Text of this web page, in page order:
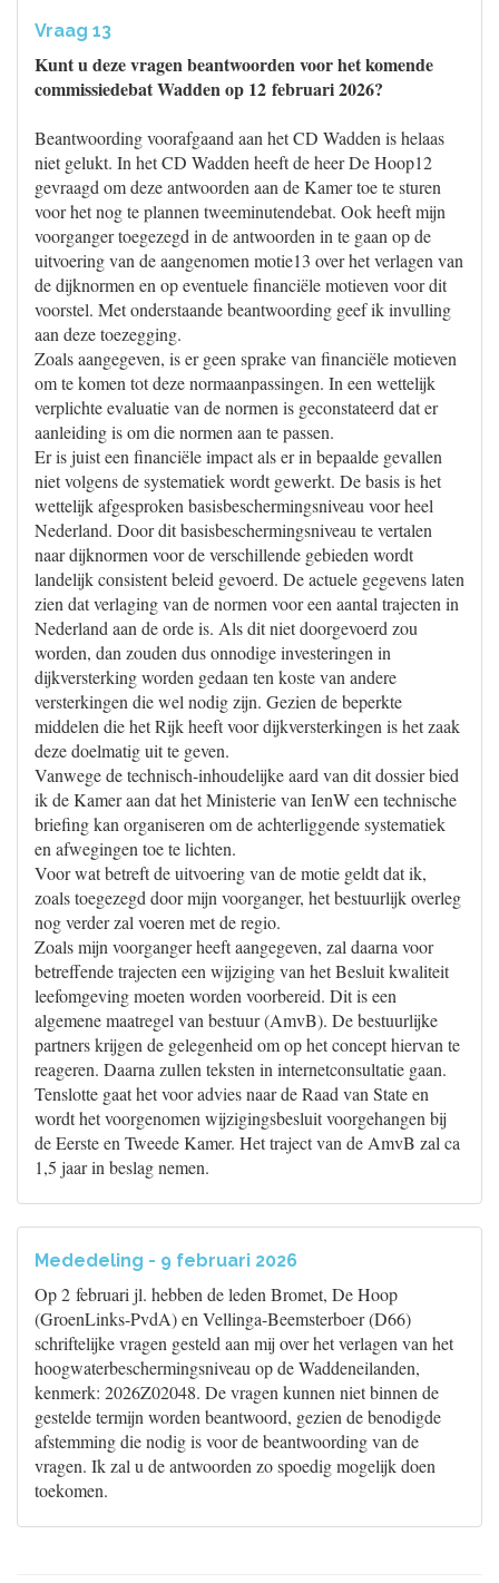
Vraag 13
Kunt u deze vragen beantwoorden voor het komende
commissiedebat Wadden op 12 februari 2026?
Beantwoording voorafgaand aan het CD Wadden is helaas
niet gelukt. In het CD Wadden heeft de heer De Hoop12
gevraagd om deze antwoorden aan de Kamer toe te sturen
voor het nog te plannen tweeminutendebat. Ook heeft mijn
voorganger toegezegd in de antwoorden in te gaan op de
uitvoering van de aangenomen motie13 over het verlagen van
de dijknormen en op eventuele financiële motieven voor dit
voorstel. Met onderstaande beantwoording geef ik invulling
aan deze toezegging.
Zoals aangegeven, is er geen sprake van financiële motieven
om te komen tot deze normaanpassingen. In een wettelijk
verplichte evaluatie van de normen is geconstateerd dat er
aanleiding is om die normen aan te passen.
Er is juist een financiële impact als er in bepaalde gevallen
niet volgens de systematiek wordt gewerkt. De basis is het
wettelijk afgesproken basisbeschermingsniveau voor heel
Nederland. Door dit basisbeschermingsniveau te vertalen
naar dijknormen voor de verschillende gebieden wordt
landelijk consistent beleid gevoerd. De actuele gegevens laten
zien dat verlaging van de normen voor een aantal trajecten in
Nederland aan de orde is. Als dit niet doorgevoerd zou
worden, dan zouden dus onnodige investeringen in
dijkversterking worden gedaan ten koste van andere
versterkingen die wel nodig zijn. Gezien de beperkte
middelen die het Rijk heeft voor dijkversterkingen is het zaak
deze doelmatig uit te geven.
Vanwege de technisch-inhoudelijke aard van dit dossier bied
ik de Kamer aan dat het Ministerie van IenW een technische
briefing kan organiseren om de achterliggende systematiek
en afwegingen toe te lichten.
Voor wat betreft de uitvoering van de motie geldt dat ik,
zoals toegezegd door mijn voorganger, het bestuurlijk overleg
nog verder zal voeren met de regio.
Zoals mijn voorganger heeft aangegeven, zal daarna voor
betreffende trajecten een wijziging van het Besluit kwaliteit
leefomgeving moeten worden voorbereid. Dit is een
algemene maatregel van bestuur (AmvB). De bestuurlijke
partners krijgen de gelegenheid om op het concept hiervan te
reageren. Daarna zullen teksten in internetconsultatie gaan.
Tenslotte gaat het voor advies naar de Raad van State en
wordt het voorgenomen wijzigingsbesluit voorgehangen bij
de Eerste en Tweede Kamer. Het traject van de AmvB zal ca
1,5 jaar in beslag nemen.
Mededeling - 9 februari 2026
Op 2 februari jl. hebben de leden Bromet, De Hoop
(GroenLinks-PvdA) en Vellinga-Beemsterboer (D66)
schriftelijke vragen gesteld aan mij over het verlagen van het
hoogwaterbeschermingsniveau op de Waddeneilanden,
kenmerk: 2026Z02048. De vragen kunnen niet binnen de
gestelde termijn worden beantwoord, gezien de benodigde
afstemming die nodig is voor de beantwoording van de
vragen. Ik zal u de antwoorden zo spoedig mogelijk doen
toekomen.